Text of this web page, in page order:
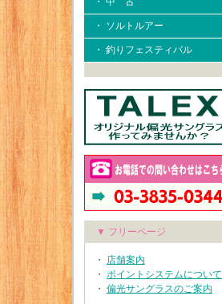
・ ソルトルアー
・ 釣りフェスティバル
▼ フリーページ
・ 店舗案内
・ ポイントシステムについて
・ 偏光サングラスのご案内